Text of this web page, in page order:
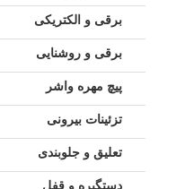
برقی و الکتریکی
برقی و روشنایی
پیچ مهره واشر
تزئینات بیرونی
تعلیق و جلوبندی
دستگیره و قفل